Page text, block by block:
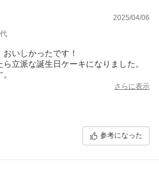
2025/04/06
いしかったです！
立派な誕生日ケーキになりました。
さらに表示
参考になった